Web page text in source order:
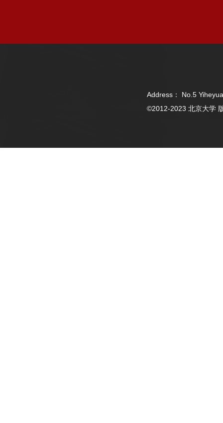
Address： No.5
©2012-2023 北京大学